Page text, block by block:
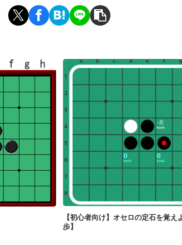
【初心者向け】オセロの定石を覚え
歩】